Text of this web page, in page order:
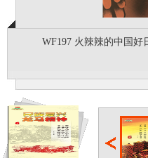
WF197 火辣辣的中国好